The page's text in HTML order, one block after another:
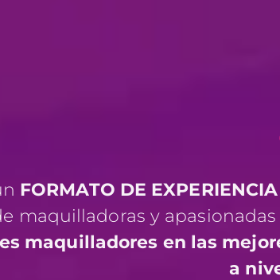
FORMATO DE
maquilladoras y
maquilladores en las
a